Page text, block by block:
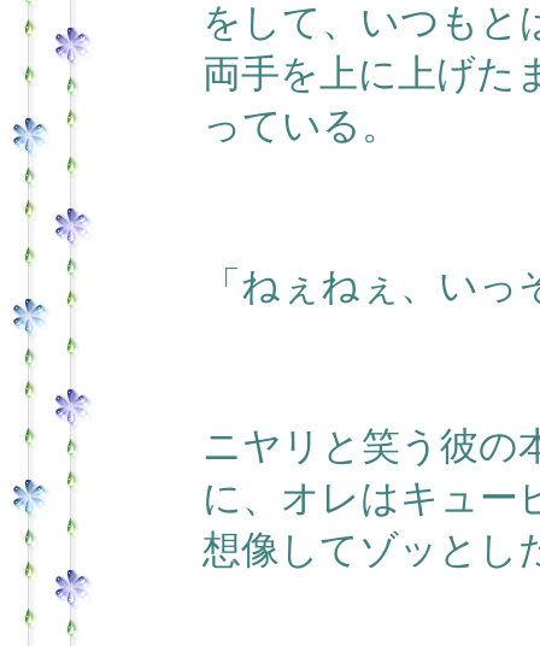
をして、いつもと
両手を上に上げた
っている。
「ねぇねぇ、い
ニヤリと笑う彼の
に、オレはキュー
想像してゾッとし